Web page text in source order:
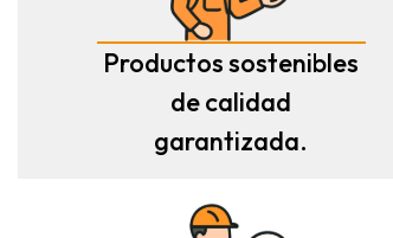
Productos sostenibles
de calidad
garantizada.
funciona bien ?